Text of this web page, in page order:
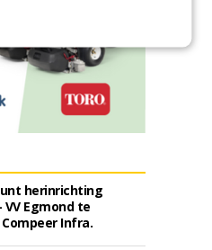
herinrichting
Egmond te
Infra.